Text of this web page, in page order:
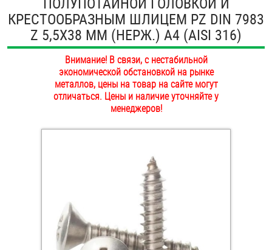
ОПЛАТА И ДОСТАВКА
НАШИ МАГАЗИНЫ
Втулки
Гайки
Дюбели
Дюймовый крепёж
Крюки, кольца с метрической резьбой
КРЕСТООБРАЗНЫМ ШЛИЦЕМ PZ DIN 7983
Z 5,5Х38 ММ (НЕРЖ.) A4 (AISI 316)
Внимание! В связи, с нестабильной
экономической обстановкой на рынке
металлов, цены на товар на сайте могут
отличаться. Цены и наличие уточняйте у
менеджеров!